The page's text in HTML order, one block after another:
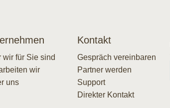
wir für Sie sind
wir
uns
Kontakt
Gespräch vereinbaren
Partner werden
Support
Direkter Kontakt